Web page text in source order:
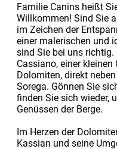
Familie Canins heißt
Willkommen! Sind Sie
im Zeichen der
einer malerischen und
sind Sie bei uns
Cassiano, einer
Dolomiten, direkt
Sorega. Gönnen Sie
finden Sie sich wieder,
Genüssen der Berge.
Im Herzen der
Kassian und seine